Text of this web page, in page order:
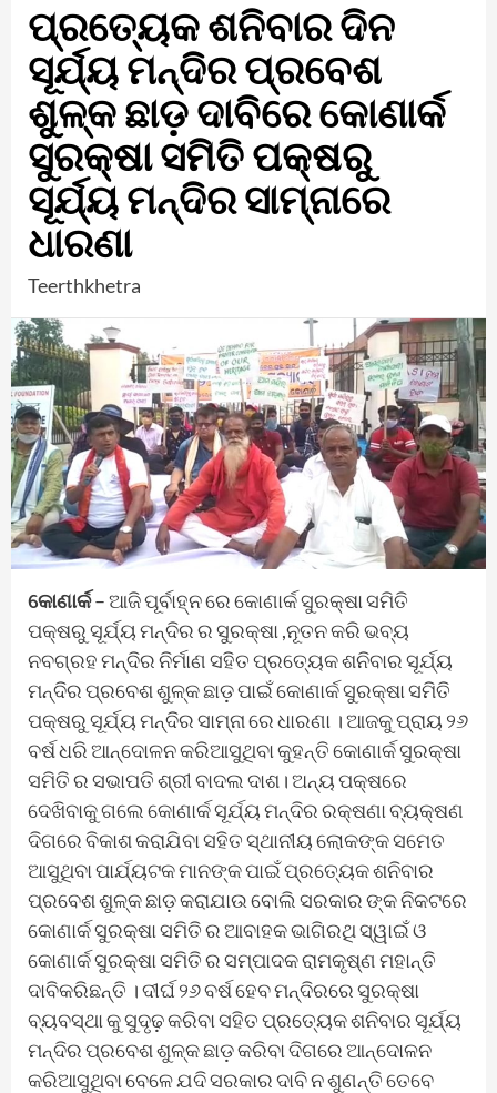
ପ୍ରତ୍ୟେକ ଶନିବାର ଦିନ
ସୂର୍ଯ୍ୟ ମନ୍ଦିର ପ୍ରବେଶ
ଶୁଳ୍କ ଛାଡ଼ ଦାବିରେ କୋଣାର୍କ
ସୁରକ୍ଷା ସମିତି ପକ୍ଷରୁ
ସୂର୍ଯ୍ୟ ମନ୍ଦିର ସାମ୍ନାରେ
ଧାରଣା
Teerthkhetra
କୋଣାର୍କ– ଆଜି ପୂର୍ବାହ୍ନ ରେ କୋଣାର୍କ ସୁରକ୍ଷା ସମିତି
ପକ୍ଷରୁ ସୂର୍ଯ୍ୟ ମନ୍ଦିର ର ସୁରକ୍ଷା ,ନୂତନ କରି ଭବ୍ୟ
ନବଗ୍ରହ ମନ୍ଦିର ନିର୍ମାଣ ସହିତ ପ୍ରତ୍ୟେକ ଶନିବାର ସୂର୍ଯ୍ୟ
ମନ୍ଦିର ପ୍ରବେଶ ଶୁଳ୍କ ଛାଡ଼ ପାଇଁ କୋଣାର୍କ ସୁରକ୍ଷା ସମିତି
ପକ୍ଷରୁ ସୂର୍ଯ୍ୟ ମନ୍ଦିର ସାମ୍ନା ରେ ଧାରଣା । ଆଜକୁ ପ୍ରାୟ ୨୬
ବର୍ଷ ଧରି ଆନ୍ଦୋଳନ କରିଆସୁଥିବା କୁହନ୍ତି କୋଣାର୍କ ସୁରକ୍ଷା
ସମିତି ର ସଭାପତି ଶ୍ରୀ ବାଦଲ ଦାଶ। ଅନ୍ୟ ପକ୍ଷରେ
ଦେଖିବାକୁ ଗଲେ କୋଣାର୍କ ସୂର୍ଯ୍ୟ ମନ୍ଦିର ରକ୍ଷଣା ବ୍ୟକ୍ଷଣ
ଦିଗରେ ବିକାଶ କରାଯିବା ସହିତ ସ୍ଥାନୀୟ ଲୋକଙ୍କ ସମେତ
ଆସୁଥିବା ପାର୍ଯ୍ୟଟକ ମାନଙ୍କ ପାଇଁ ପ୍ରତ୍ୟେକ ଶନିବାର
ପ୍ରବେଶ ଶୁଳ୍କ ଛାଡ଼ କରାଯାଉ ବୋଲି ସରକାର ଙ୍କ ନିକଟରେ
କୋଣାର୍କ ସୁରକ୍ଷା ସମିତି ର ଆବାହକ ଭାଗିରଥି ସ୍ୱାଇଁ ଓ
କୋଣାର୍କ ସୁରକ୍ଷା ସମିତି ର ସମ୍ପାଦକ ରାମକୃଷ୍ଣ ମହାନ୍ତି
ଦାବିକରିଛନ୍ତି । ଦୀର୍ଘ ୨୬ ବର୍ଷ ହେବ ମନ୍ଦିରରେ ସୁରକ୍ଷା
ବ୍ୟବସ୍ଥା କୁ ସୁଦୃଢ଼ କରିବା ସହିତ ପ୍ରତ୍ୟେକ ଶନିବାର ସୂର୍ଯ୍ୟ
ମନ୍ଦିର ପ୍ରବେଶ ଶୁଳ୍କ ଛାଡ଼ କରିବା ଦିଗରେ ଆନ୍ଦୋଳନ
କରିଆସୁଥିବା ବେଳେ ଯଦି ସରକାର ଦାବି ନ ଶୁଣନ୍ତି ତେବେ